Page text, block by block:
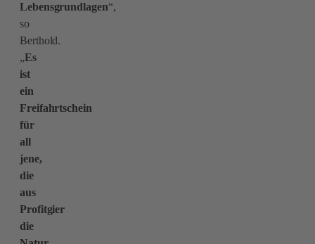
Lebensgrundlagen“,
so
Berthold.
„Es
ist
ein
Freifahrtschein
für
all
jene,
die
aus
Profitgier
die